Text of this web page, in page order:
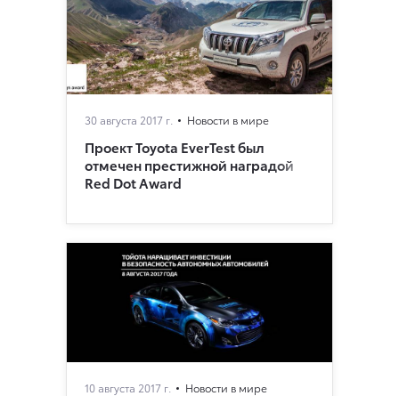
30 августа 2017 г. Новости в мире
Проект Toyota EverTest был
отмечен престижной наградой
Red Dot Award
10 августа 2017 г. Новости в мире